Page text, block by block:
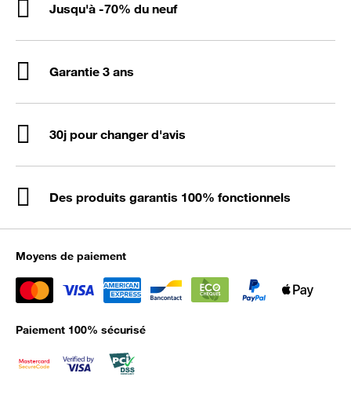
Jusqu'à -70% du neuf
Garantie 3 ans
30j pour changer d'avis
Des produits garantis 100% fonctionnels
Moyens de paiement
Paiement 100% sécurisé